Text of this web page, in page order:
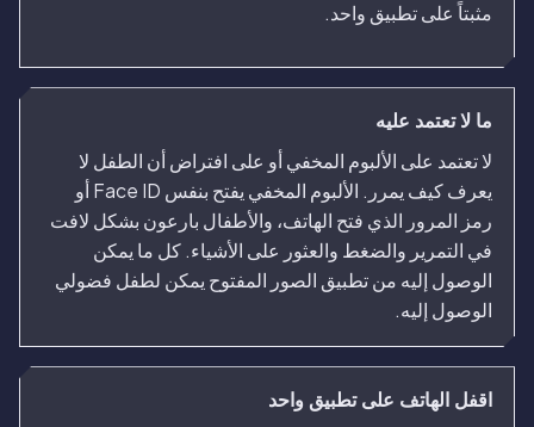
مثبتاً على تطبيق واحد.
ما لا تعتمد عليه
لا تعتمد على الألبوم المخفي أو على افتراض أن الطفل لا
يعرف كيف يمرر. الألبوم المخفي يفتح بنفس Face ID أو
رمز المرور الذي فتح الهاتف، والأطفال بارعون بشكل لافت
في التمرير والضغط والعثور على الأشياء. كل ما يمكن
الوصول إليه من تطبيق الصور المفتوح يمكن لطفل فضولي
الوصول إليه.
اقفل الهاتف على تطبيق واحد